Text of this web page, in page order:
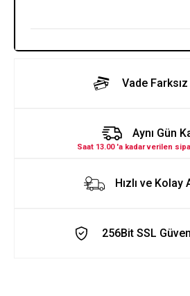
Vade
Aynı Gün
Saat 13.00 'a kadar verilen
Hızlı ve Kolay
256Bit SSL